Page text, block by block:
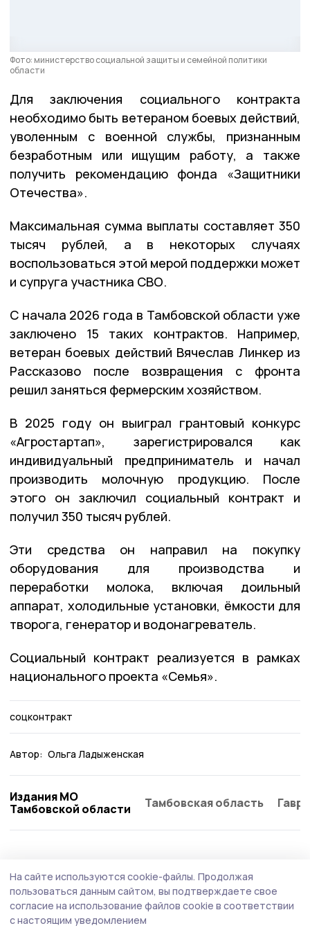
Фото: министерство социальной защиты и семейной политики
области
Для заключения социального контракта
необходимо быть ветераном боевых действий,
уволенным с военной службы, признанным
безработным или ищущим работу, а также
получить рекомендацию фонда «Защитники
Отечества».
Максимальная сумма выплаты составляет 350
тысяч рублей, а в некоторых случаях
воспользоваться этой мерой поддержки может
и супруга участника СВО.
С начала 2026 года в Тамбовской области уже
заключено 15 таких контрактов. Например,
ветеран боевых действий Вячеслав Линкер из
Рассказово после возвращения с фронта
решил заняться фермерским хозяйством.
В 2025 году он выиграл грантовый конкурс
«Агростартап», зарегистрировался как
индивидуальный предприниматель и начал
производить молочную продукцию. После
этого он заключил социальный контракт и
получил 350 тысяч рублей.
Эти средства он направил на покупку
оборудования для производства и
переработки молока, включая доильный
аппарат, холодильные установки, ёмкости для
творога, генератор и водонагреватель.
Социальный контракт реализуется в рамках
национального проекта «Семья».
соцконтракт
Автор: Ольга Ладыженская
Издания МО
Тамбовской области
Тамбовская область
На сайте используются cookie-файлы. Продолжая
пользоваться данным сайтом, вы подтверждаете свое
согласие на использование файлов cookie в соответствии
с настоящим уведомлением